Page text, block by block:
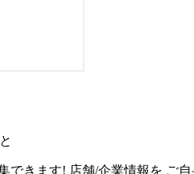
できます! 店舗/企業情報を ご